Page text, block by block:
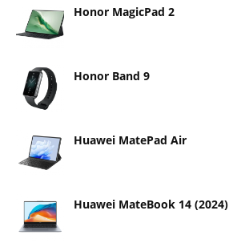
Honor MagicPad 2
Honor Band 9
Huawei MatePad Air
Huawei MateBook 14 (2024)